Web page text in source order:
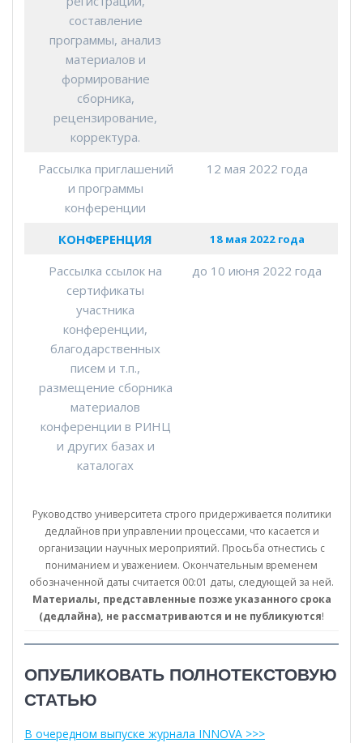
составление
программы, анализ
материалов и
формирование
сборника,
рецензирование,
корректура.
Рассылка приглашений
и программы
конференции
12 мая 2022 года
КОНФЕРЕНЦИЯ 18 мая 2022 года
Рассылка ссылок на
сертификаты
участника
конференции,
благодарственных
писем и т.п.,
размещение сборника
материалов
конференции в РИНЦ
и других базах и
каталогах
до 10 июня 2022 года
Руководство университета строго придерживается политики
дедлайнов при управлении процессами, что касается и
организации научных мероприятий. Просьба отнестись с
пониманием и уважением. Окончательным временем
обозначенной даты считается 00:01 даты, следующей за ней.
Материалы, представленные позже указанного срока
(дедлайна), не рассматриваются и не публикуются!
ОПУБЛИКОВАТЬ ПОЛНОТЕКСТОВУЮ
СТАТЬЮ
В очередном выпуске журнала INNOVA >>>